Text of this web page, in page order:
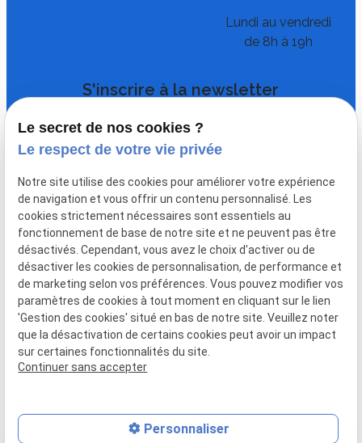
Lundi au vendredi
de 8h à 19h
S'inscrire à la newsletter
Plan du
site
Mentions
légales
Politique de
confidentialité
Gestion
des
cookies
SIRET :50860809800010
Le secret de nos cookies ?
Le respect de votre vie privée
Notre site utilise des cookies pour améliorer votre expérience
de navigation et vous offrir un contenu personnalisé. Les
cookies strictement nécessaires sont essentiels au
fonctionnement de base de notre site et ne peuvent pas être
désactivés. Cependant, vous avez le choix d'activer ou de
désactiver les cookies de personnalisation, de performance et
de marketing selon vos préférences. Vous pouvez modifier vos
paramètres de cookies à tout moment en cliquant sur le lien
'Gestion des cookies' situé en bas de notre site. Veuillez noter
que la désactivation de certains cookies peut avoir un impact
sur certaines fonctionnalités du site.
Continuer sans accepter
Personnaliser